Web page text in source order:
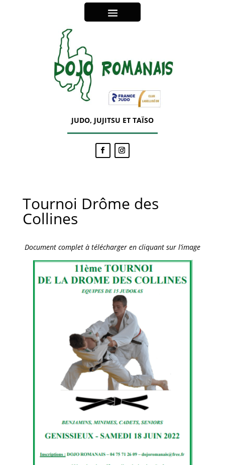
JUDO, JUJITSU ET TAÏSO
Tournoi Drôme des
Collines
Document complet à télécharger en cliquant sur l’image